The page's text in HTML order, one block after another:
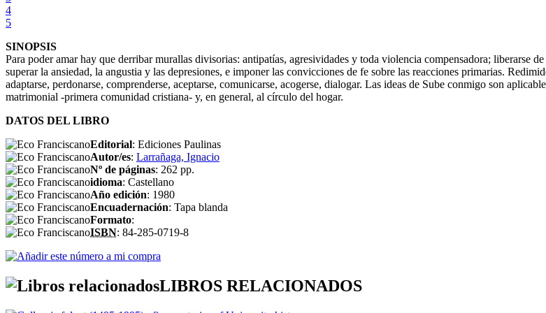
4
5
SINOPSIS
Para poder amar hay que derribar murallas divisorias: antipatías, agresividades y toda violencia compensadora; liberarse
superar la ansiedad, la angustia y las depresiones, e imponer las convicciones de fe sobre las reacciones primarias.
adaptarse, perdonarse, comprenderse, aceptarse, comunicarse, acogerse, dialogar. Las ideas de Sube conmigo son
matrimonial -primera comunidad cristiana- y, en general, al círculo del hogar.
DATOS DEL LIBRO
Editorial: Ediciones Paulinas
Autor/es: Larrañaga, Ignacio
Nº de páginas: 262 pp.
idioma: Castellano
Año edición: 1980
Encuadernación: Tapa blanda
Formato:
ISBN: 84-285-0719-8
LIBROS RELACIONADOS